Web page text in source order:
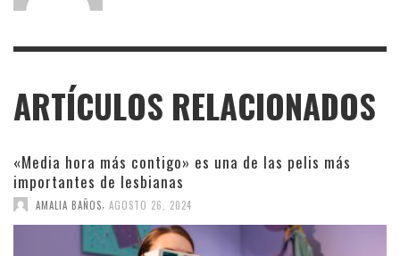
ARTÍCULOS RELACIONADOS
«Media hora más contigo» es una de las pelis más
importantes de lesbianas
AMALIA BAÑOS AGOSTO 26, 2024